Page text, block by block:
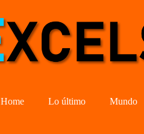
Home Lo último Mundo